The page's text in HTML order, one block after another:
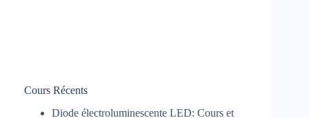
Cours Récents
Diode électroluminescente LED: Cours et